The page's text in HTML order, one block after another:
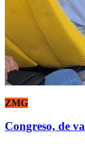
ZMG
Congreso, de